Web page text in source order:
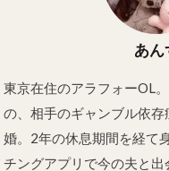
あん
東京在住のアラフォーOL
の、相手のギャンブル依
婚。2年の休息期間を経て
チングアプリで今の夫と